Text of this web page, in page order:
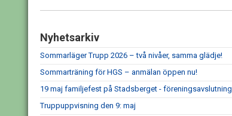
Nyhetsarkiv
Sommarläger Trupp 2026 – två nivåer, samma glädje!
Sommarträning för HGS – anmälan öppen nu!
19 maj familjefest på Stadsberget - föreningsavslutning
Truppuppvisning den 9: maj